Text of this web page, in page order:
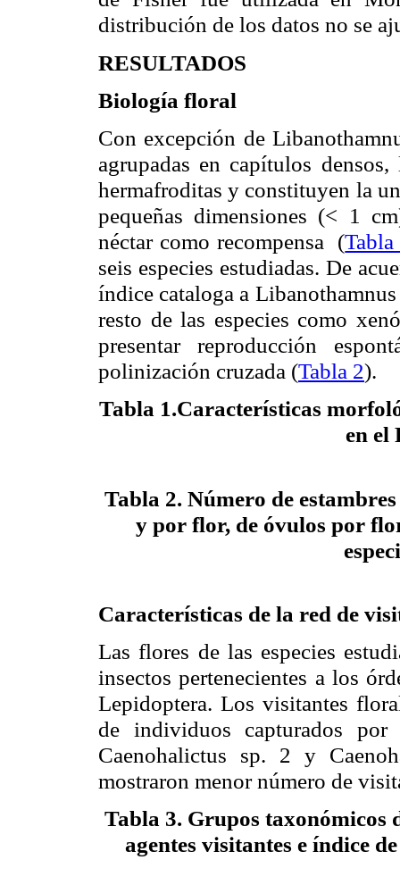
distribución de los datos no se
RESULTADOS
Biología floral
Con excepción de
agrupadas en capítulos
hermafroditas y constituyen la
pequeñas dimensiones (< 1 cm
néctar como recompensa (
seis especies estudiadas. De
índice cataloga a Libanothamnus
resto de las especies como
presentar reproducción
polinización cruzada (Tabla 2).
Tabla 1.Características
en el
Tabla 2. Número de
y por flor, de óvulos por
Características de la red de
Las flores de las especies
insectos pertenecientes a los
Lepidoptera. Los visitantes
de individuos capturados
Caenohalictus
sp. 2 y
mostraron menor número de
Tabla 3. Grupos taxonómicos
agentes visitantes e índice